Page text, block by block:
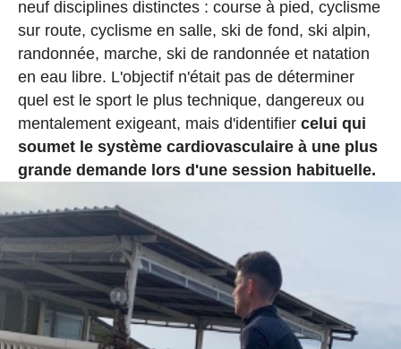
neuf disciplines distinctes : course à pied, cyclisme
sur route, cyclisme en salle, ski de fond, ski alpin,
randonnée, marche, ski de randonnée et natation
en eau libre. L'objectif n'était pas de déterminer
quel est le sport le plus technique, dangereux ou
mentalement exigeant, mais d'identifier celui qui
soumet le système cardiovasculaire à une plus
grande demande lors d'une session habituelle.